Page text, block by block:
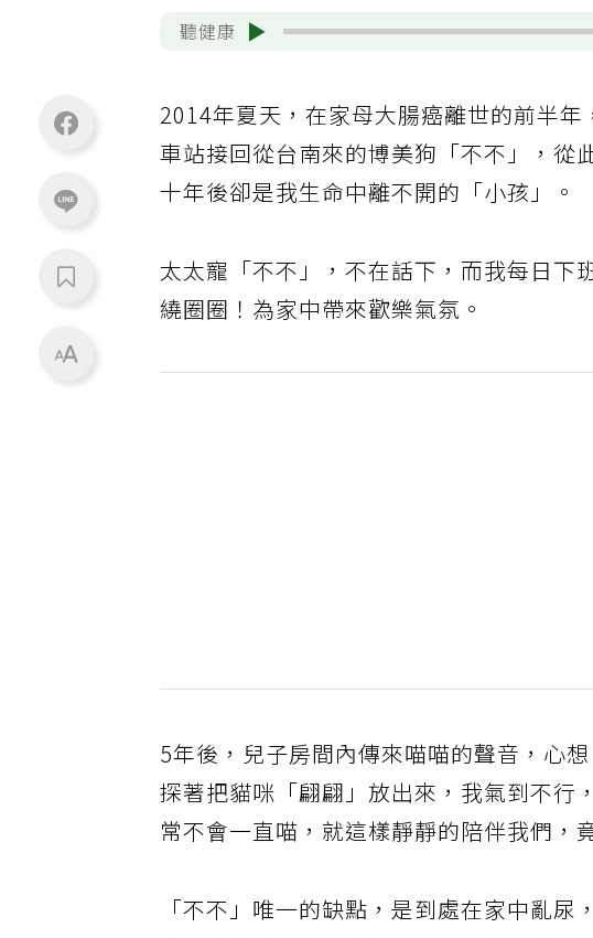
聽健康
2014年夏天，在家母大腸癌離世的前半
車站接回從台南來的博美狗「不不」，從
十年後卻是我生命中離不開的「小孩」。
太太寵「不不」，不在話下，而我每日下
繞圈圈！為家中帶來歡樂氣氛。
5年後，兒子房間內傳來喵喵的聲音，心
探著把貓咪「翩翩」放出來，我氣到不行
常不會一直喵，就這樣靜靜的陪伴我們，
「不不」唯一的缺點，是到處在家中亂